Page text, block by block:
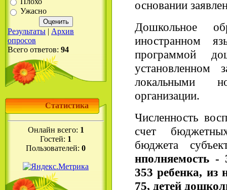
Ужасно
Результаты | Архив
опросов
Всего ответов: 94
Статистика
Онлайн всего: 1
Гостей: 1
Пользователей: 0
основании
Дошкольное
иностранном
программой
установленном
локальными
организации.
Численность
счет
бюджета
нполняемость -
353 ребенка, из
75, детей